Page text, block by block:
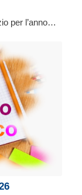
per l’anno…